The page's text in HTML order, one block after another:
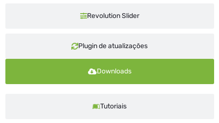
Revolution Slider
Plugin de atualizações
Downloads
Tutoriais